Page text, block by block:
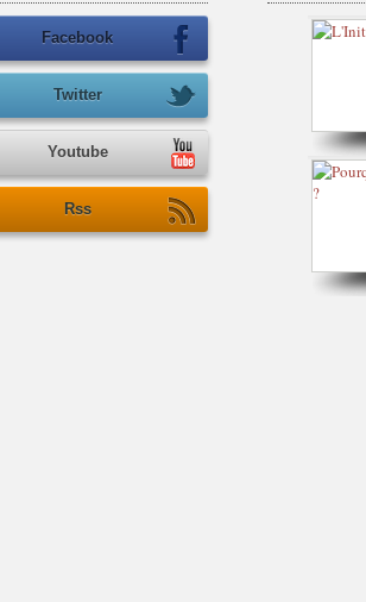
Facebook
Twitter
Youtube
Rss